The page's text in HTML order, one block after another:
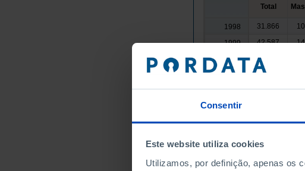
Consentir
Este website utiliza cookies
Utilizamos, por definição, apenas os
Total
1998 31.866
1999
42.587
2000
42.954
2001
45.931
2002
50.511
2003
2004
38.233